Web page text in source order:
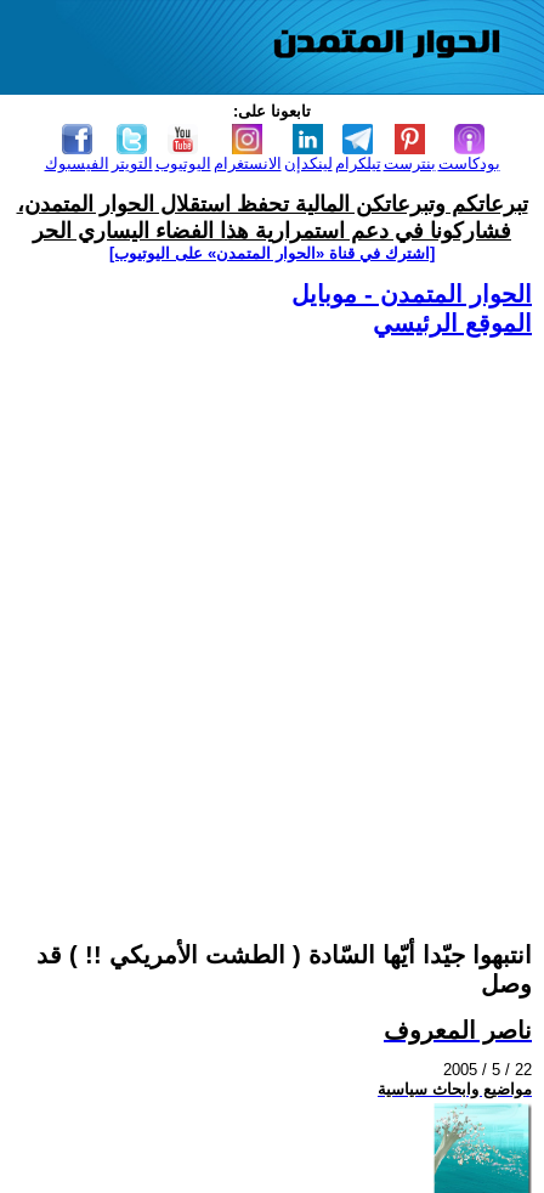
تابعونا على:
الفيسبوك التويتر اليوتيوب الانستغرام لينكدإن تيلكرامبنترست بودكاست
تبرعاتكم وتبرعاتكن المالية تحفظ استقلال الحوار المتمدن،
فشاركونا في دعم استمرارية هذا الفضاء اليساري الحر
[اشترك في قناة ‫«الحوار المتمدن» على اليوتيوب]
الحوار المتمدن - موبايل
الموقع الرئيسي
انتبهوا جيّدا أيّها السّادة ( الطشت الأمريكي !! ) قد
وصل
ناصر المعروف
2005 / 5 / 22
مواضيع وابحاث سياسية